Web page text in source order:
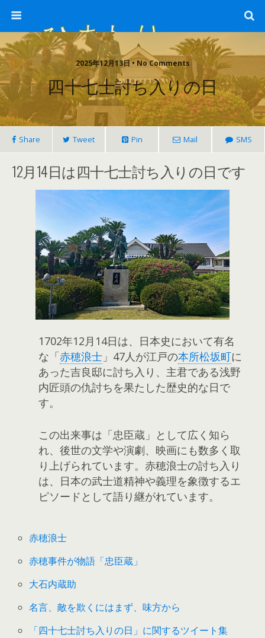
ひまわり畑 sunflower-field
2025年12月13日 • No Comments
四十七士討ち入りの日
Share Tweet Pin Mail SMS
12月14日は四十七士討ち入りの日です
1702年12月14日は、日本史において有名
な「赤穂浪士 」47人が江戸の本所松坂町に
あった吉良邸に討ち入り、主君である浅野
内匠頭の仇討ちを果たした歴史的な日で
す。
この出来事は「忠臣蔵」として広く知ら
れ、後世の文学や演劇、映画にも数多く取
り上げられています。赤穂浪士の討ち入り
は、日本の武士道精神や義理を象徴するエ
ピソードとして語り継がれています。
赤穂浪士
赤穂事件が物語「忠臣蔵」
大石内蔵助
名言、敵を欺くにはまず、味方から
「四十七士討ち入りの日」に関するツイート集